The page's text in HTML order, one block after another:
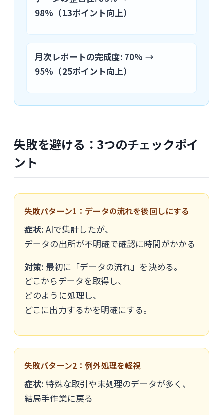
98%（13ポイント向上）
月次レポートの完成度: 70% →
95%（25ポイント向上）
失敗を避ける：3つのチェックポイ
ント
失敗パターン1：データの流れを後回しにする
症状: AIで集計したが、
データの出所が不明確で確認に時間がかかる
対策: 最初に「データの流れ」を決める。
どこからデータを取得し、
どのように処理し、
どこに出力するかを明確にする。
失敗パターン2：例外処理を軽視
症状: 特殊な取引や未処理のデータが多く、
結局手作業に戻る